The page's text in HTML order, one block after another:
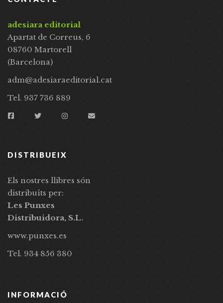
adesiara editorial
Apartat de Correus, 6
08760 Martorell
(Barcelona)
adm@adesiaraeditorial.cat
Tel. 937 736 889
DISTRIBUEIX
Els nostres llibres són
distribuïts per:
Les Punxes
Distribuidora, S.L.
www.punxes.es
Tel. 934 856 380
INFORMACIÓ